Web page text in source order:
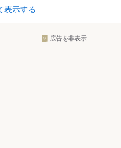
表示する
広告を非表示